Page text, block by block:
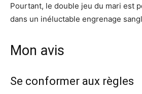
Pourtant, le double jeu du mari est
dans un inéluctable engrenage
Mon avis
Se conformer aux règles